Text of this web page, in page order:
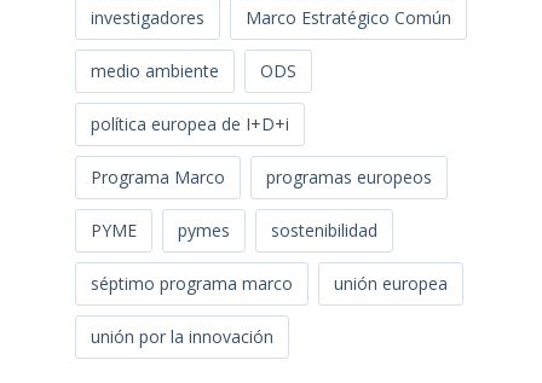
investigadores Marco Estratégico Común
medio ambiente ODS
política europea de I+D+i
Programa Marco programas europeos
PYME pymes sostenibilidad
séptimo programa marco unión europea
unión por la innovación